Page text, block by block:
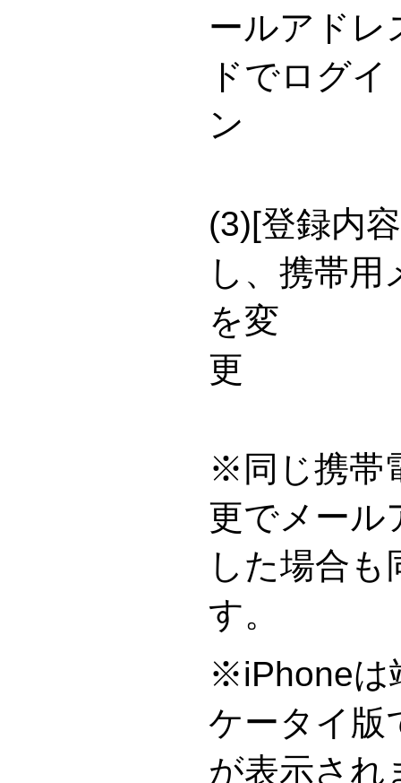
ールアドレ
ドでログイ
(3)[登録内
し、携帯用
を変
※同じ携帯
更でメール
した場合も
※iPhoneは
ケータイ版
が表示され